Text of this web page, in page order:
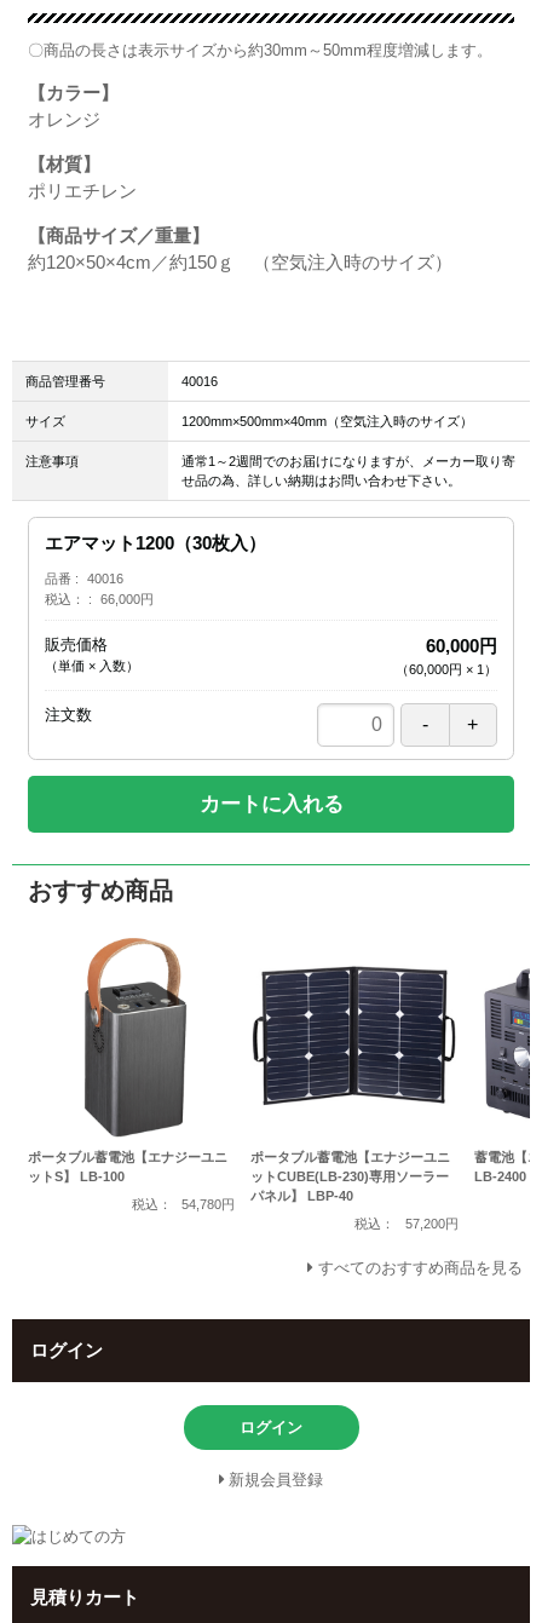
〇商品の長さは表示サイズから約30mm～50mm程度増減します。
【カラー】
オレンジ
【材質】
ポリエチレン
【商品サイズ／重量】
約120×50×4cm／約150ｇ （空気注入時のサイズ）
商品管理番号 40016
サイズ 1200mm×500mm×40mm（空気注入時のサイズ）
注意事項
通常1～2週間でのお届けになりますが、メーカー取り寄
せ品の為、詳しい納期はお問い合わせ下さい。
エアマット1200（30枚入）
品番
40016
税込：
66,000円
販売価格
（単価 × 入数）
60,000円
（60,000円 × 1 ）
注文数
カートに入れる
おすすめ商品
ポータブル蓄電池【エナジーユニ
ットS】 LB-100
税込：
54,780円
ポータブル蓄電池【エナジーユニ
ットCUBE(LB-230)専用ソーラー
パネル】 LBP-40
税込：
57,200円
蓄電池【
LB-2400
すべてのおすすめ商品を見る
ログイン
ログイン
新規会員登録
見積りカート